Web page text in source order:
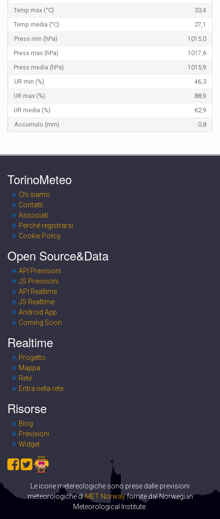
33,4
27,1
1015,0
1017,6
1015,9
46,3
88,9
62,9
0,8
TorinoMeteo
Chi siamo
Contatti
Associati
Perché registrarsi
Cookie Policy
Open Source&Data
API Previsioni
JS Previsioni
API Realtime
JS Realtime
Android App
Coming Soon
Realtime
Progetto
Mappa
Rete
Entra nella rete
Risorse
Blog
Previsioni
Widget
Le icone metereologiche sono prese dalle previsioni
meteorologiche diMET Norwayfornite dal Norwegian
Meteorological Institute.